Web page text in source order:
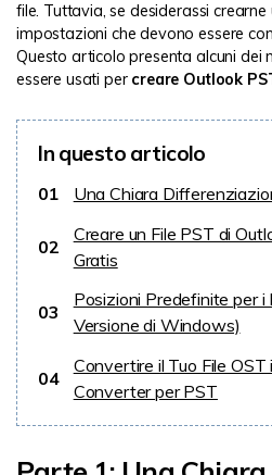
file. Tuttavia, se desiderassi
impostazioni che devono essere
Questo articolo presenta alcuni dei
essere usati per creare Outlook
In questo articolo
01 Una Chiara
02
Creare un File PST di
Gratis
03
Posizioni Predefinite per i
Versione di Windows)
04
Convertire il Tuo File OST
Converter per PST